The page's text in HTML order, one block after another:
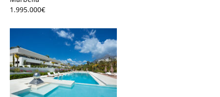
1.995.000€